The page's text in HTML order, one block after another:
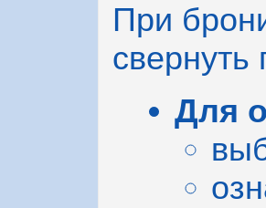
При
свернуть
Для